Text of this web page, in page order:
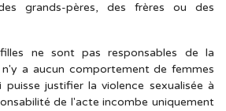
grands-pères, des frères ou des
ne sont pas responsables de la
n'y a aucun comportement de femmes
justifier la violence sexualisée à
de l'acte incombe uniquement